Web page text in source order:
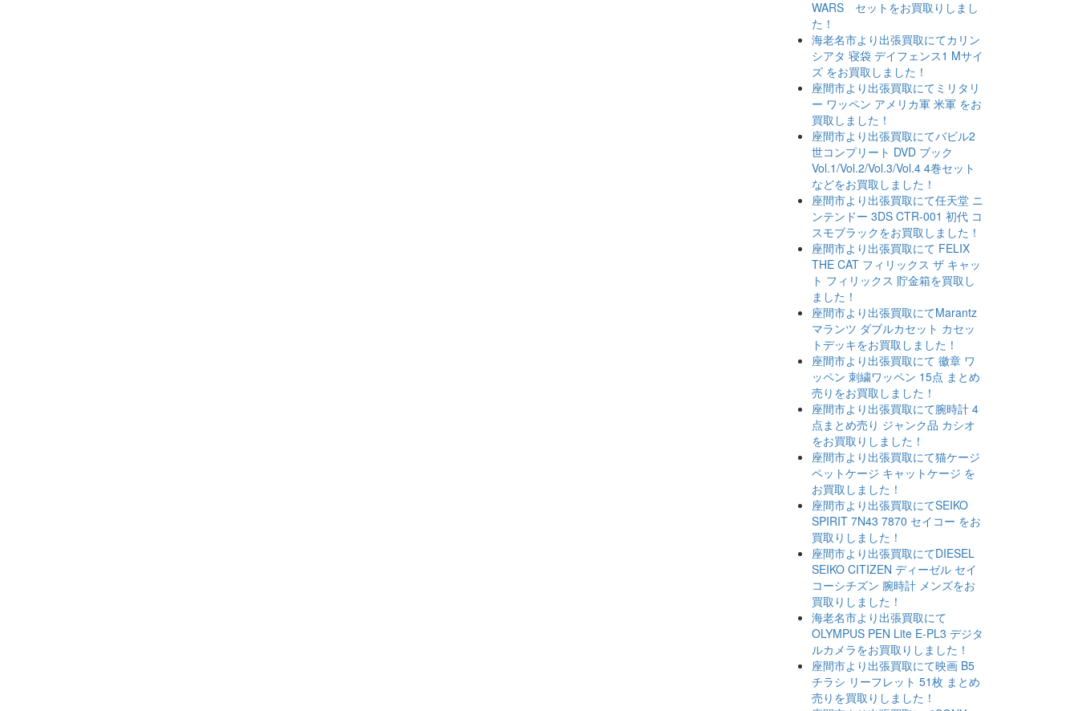
WARS セットをお買取りしまし
た！
海老名市より出張買取にてカリン
シアタ 寝袋 デイフェンス1 Mサイ
ズ をお買取しました！
座間市より出張買取にてミリタリ
ー ワッペン アメリカ軍 米軍 をお
買取しました！
座間市より出張買取にてバビル2
世コンプリート DVD ブック
Vol.1/Vol.2/Vol.3/Vol.4 4巻セット
などをお買取しました！
座間市より出張買取にて任天堂 ニ
ンテンドー 3DS CTR-001 初代 コ
スモブラックをお買取しました！
座間市より出張買取にて FELIX
THE CAT フィリックス ザ キャッ
ト フィリックス 貯金箱を買取し
ました！
座間市より出張買取にてMarantz
マランツ ダブルカセット カセッ
トデッキをお買取しました！
座間市より出張買取にて 徽章 ワ
ッペン 刺繍ワッペン 15点 まとめ
売りをお買取しました！
座間市より出張買取にて腕時計 4
点まとめ売り ジャンク品 カシオ
をお買取りしました！
座間市より出張買取にて猫ケージ
ペットケージ キャットケージ を
お買取しました！
座間市より出張買取にてSEIKO
SPIRIT 7N43 7870 セイコー をお
買取りしました！
座間市より出張買取にてDIESEL
SEIKO CITIZEN ディーゼル セイ
コーシチズン 腕時計 メンズをお
買取りしました！
海老名市より出張買取にて
OLYMPUS PEN Lite E-PL3 デジタ
ルカメラをお買取りしました！
座間市より出張買取にて映画 B5
チラシ リーフレット 51枚 まとめ
売りを買取りしました！